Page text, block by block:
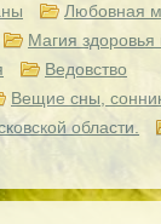
Любовная
Магия здоровья
Ведовство
Вещие сны,
области.